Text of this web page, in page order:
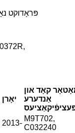
פּראָדוקט
יאָרן
קאָד און
אַנדערע
2013-
M9T702,
C032240